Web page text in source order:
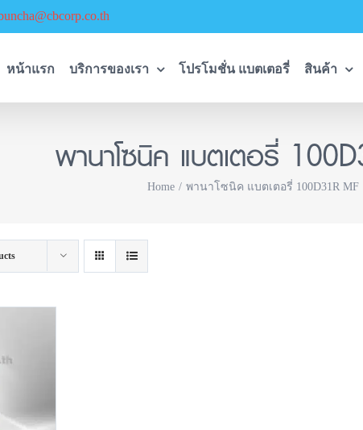
หน้าแรก บริการของเรา โปรโมชั่น แบตเตอรี่ สินค้า
พานาโซนิค แบตเตอรี่
Home พานาโซนิค แบตเตอรี่ 100D31R MF